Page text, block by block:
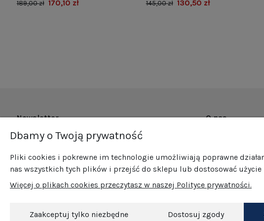
189,00 zł 170,10 zł 145,00 zł 130,50 zł
Newsletter
Zapisz się do naszego newslettera i bądź na
promocjami!
O nas
Promocje
Sprzedaż hurtowa
Blog
Dbamy o Twoją prywatność
Pliki cookies i pokrewne im technologie umożliwiają poprawne
nas wszystkich tych plików i przejść do sklepu lub dostosować
Więcej o plikach cookies przeczytasz w naszej Polityce prywatności.
Zaakceptuj tylko niezbędne Dostosuj zgody